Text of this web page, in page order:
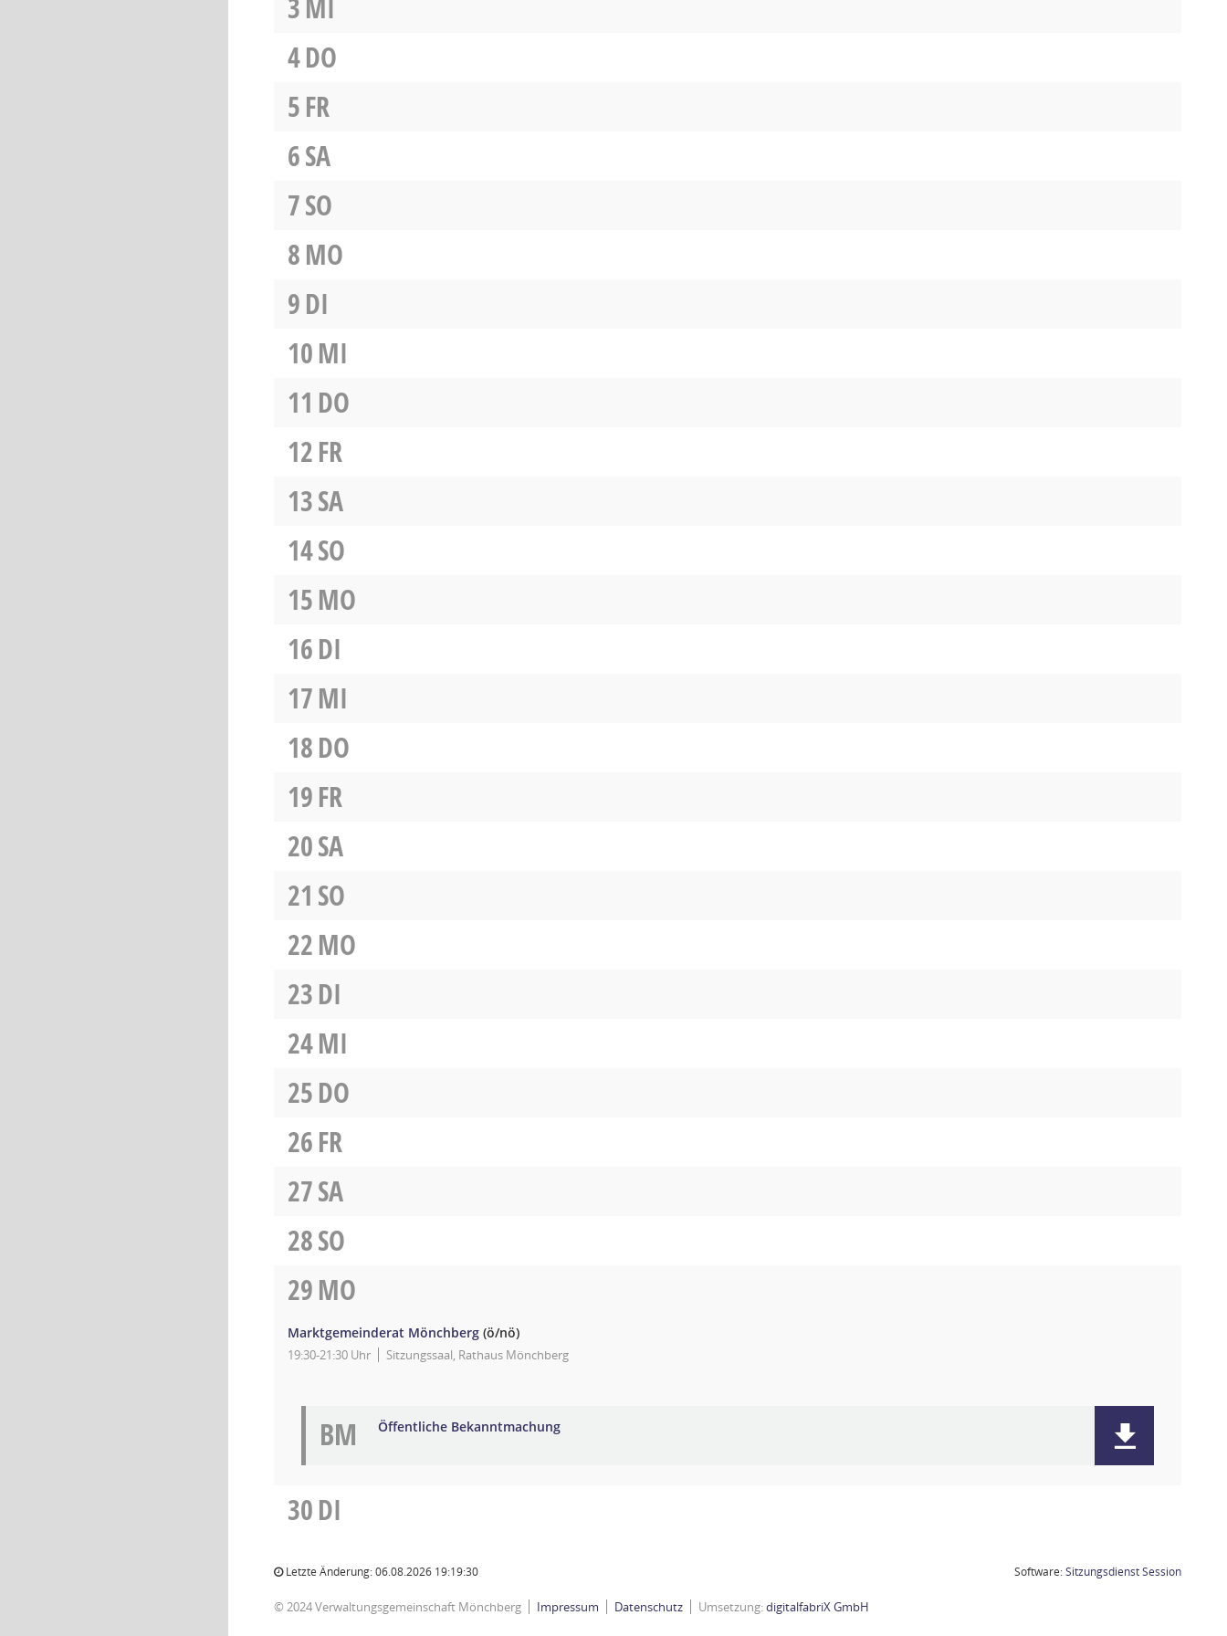
3 MI
4DO
5FR
6SA
7SO
8MO
9DI
10MI
11 DO
12FR
13SA
14SO
15MO
16DI
17MI
18DO
19FR
20SA
21 SO
22MO
23DI
24MI
25DO
26FR
27SA
28SO
29MO
Marktgemeinderat Mönchberg (ö/nö)
19:30-21:30 Uhr Sitzungssaal, Rathaus Mönchberg
BM Öffentliche Bekanntmachung
30DI
Letzte Änderung: 06.08.2026 19:19:30 Software:SitzungsdienstSession(Wird in
© 2024 Verwaltungsgemeinschaft Mönchberg Impressum Datenschutz Umsetzung:digitalfabriX GmbH